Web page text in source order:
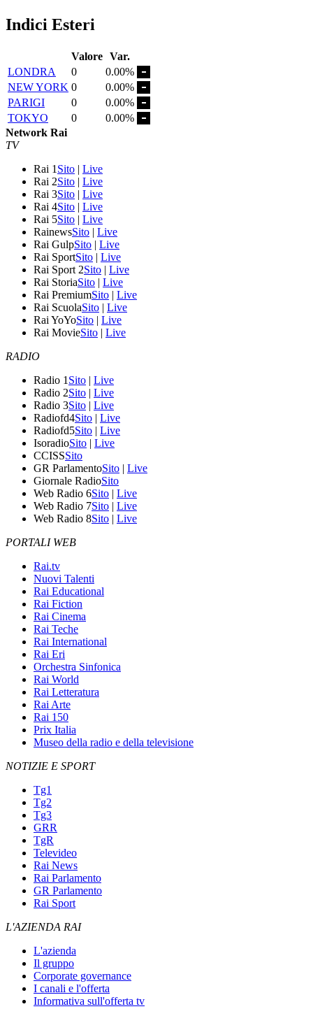
Indici Esteri
Valore Var.
LONDRA
0
0.00%
NEW YORK 0
0.00%
PARIGI
0
0.00%
TOKYO
0
0.00%
Network Rai
TV
Rai 1 Sito | Live
Rai 2Sito | Live
Rai 3Sito | Live
Rai 4Sito | Live
Rai 5Sito | Live
RainewsSito | Live
Rai GulpSito | Live
Rai SportSito | Live
Rai Sport 2Sito | Live
Rai StoriaSito | Live
Rai PremiumSito | Live
Rai ScuolaSito | Live
Rai YoYoSito | Live
Rai MovieSito | Live
RADIO
Radio 1 Sito | Live
Radio 2Sito | Live
Radio 3Sito | Live
Radiofd4Sito | Live
Radiofd5Sito | Live
IsoradioSito | Live
CCISSSito
GR ParlamentoSito | Live
Giornale RadioSito
Web Radio 6Sito | Live
Web Radio 7Sito | Live
Web Radio 8Sito | Live
PORTALI WEB
Rai.tv
Nuovi Talenti
Rai Educational
Rai Fiction
Rai Cinema
Rai Teche
Rai International
Rai Eri
Orchestra Sinfonica
Rai World
Rai Letteratura
Rai Arte
Rai 150
Prix Italia
Museo della radio e della televisione
NOTIZIE E SPORT
Tg1
Tg2
Tg3
GRR
TgR
Televideo
Rai News
Rai Parlamento
GR Parlamento
Rai Sport
L'AZIENDA RAI
L'azienda
Il gruppo
Corporate governance
I canali e l'offerta
Informativa sull'offerta tv